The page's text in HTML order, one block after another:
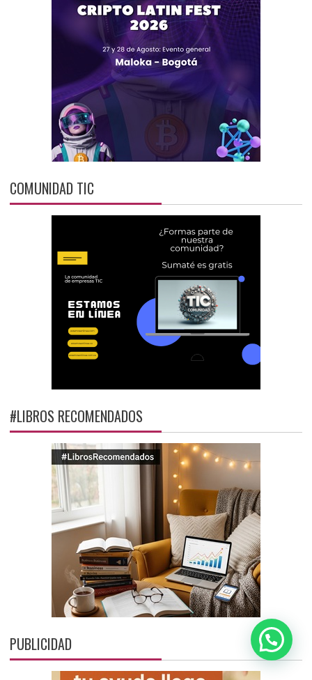
COMUNIDAD TIC
#LIBROS RECOMENDADOS
PUBLICIDAD